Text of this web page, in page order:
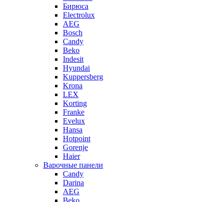
Бирюса
Electrolux
AEG
Bosch
Candy
Beko
Indesit
Hyundai
Kuppersberg
Krona
LEX
Korting
Franke
Evelux
Hansa
Hotpoint
Gorenje
Haier
Варочные панели
Candy
Darina
AEG